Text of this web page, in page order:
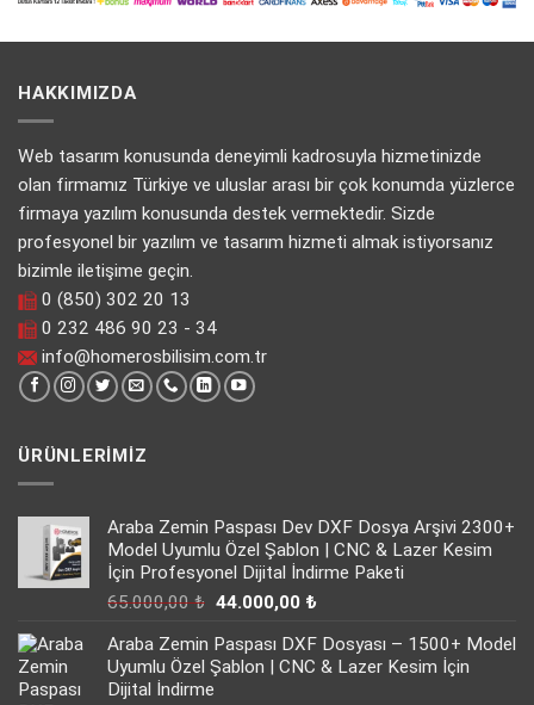
HAKKIMIZDA
Web tasarım konusunda deneyimli kadrosuyla hizmetinizde
olan firmamız Türkiye ve uluslar arası bir çok konumda yüzlerce
firmaya yazılım konusunda destek vermektedir. Sizde
profesyonel bir yazılım ve tasarım hizmeti almak istiyorsanız
bizimle iletişime geçin.
0 (850) 302 20 13
0 232 486 90 23 - 34
info@homerosbilisim.com.tr
ÜRÜNLERIMIZ
Araba Zemin Paspası Dev DXF Dosya Arşivi 2300+
Model Uyumlu Özel Şablon | CNC & Lazer Kesim
İçin Profesyonel Dijital İndirme Paketi
65.000,00₺ Orijinal
65.000,00 ₺.
44.000,00 ₺Şu
fiyat:
44.000,00 ₺.
Araba Zemin Paspası DXF Dosyası – 1500+ Model
Uyumlu Özel Şablon | CNC & Lazer Kesim İçin
Dijital İndirme